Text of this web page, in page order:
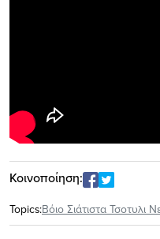
Κοινοποίηση:
Topics:Βόιο Σιάτιστα Τσοτυλι